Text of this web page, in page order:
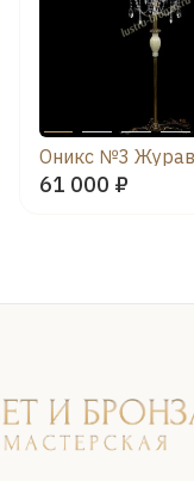
Оникс №3
61 000 ₽